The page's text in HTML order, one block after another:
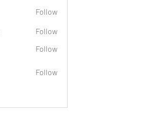
Follow
Follow
Follow
Follow